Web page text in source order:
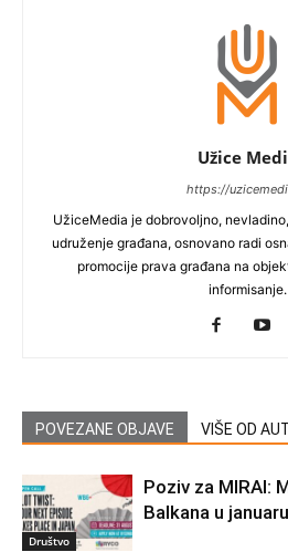
Užice
https://
UžiceMedia je dobrovoljno,
udruženje građana, osnovano radi
promocije prava građana na
informisanje.
POVEZANE OBJAVE VIŠE OD
Društvo
Poziv za MIRAI:
Balkana u